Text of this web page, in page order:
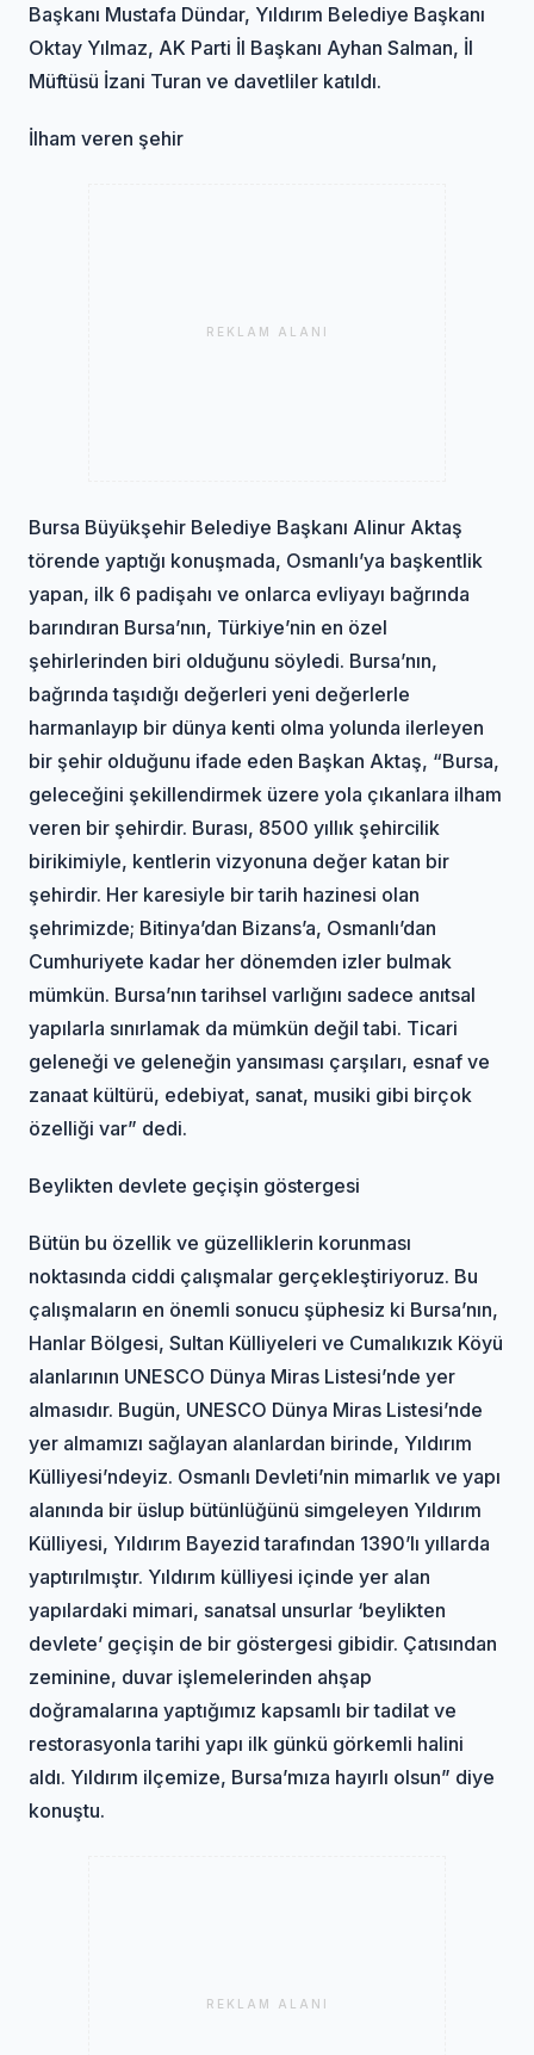
Başkanı Mustafa Dündar, Yıldırım Belediye Başkanı
Oktay Yılmaz, AK Parti İl Başkanı Ayhan Salman, İl
Müftüsü İzani Turan ve davetliler katıldı.
İlham veren şehir
REKLAM ALANI
Bursa Büyükşehir Belediye Başkanı Alinur Aktaş
törende yaptığı konuşmada, Osmanlı’ya başkentlik
yapan, ilk 6 padişahı ve onlarca evliyayı bağrında
barındıran Bursa’nın, Türkiye’nin en özel
şehirlerinden biri olduğunu söyledi. Bursa’nın,
bağrında taşıdığı değerleri yeni değerlerle
harmanlayıp bir dünya kenti olma yolunda ilerleyen
bir şehir olduğunu ifade eden Başkan Aktaş, “Bursa,
geleceğini şekillendirmek üzere yola çıkanlara ilham
veren bir şehirdir. Burası, 8500 yıllık şehircilik
birikimiyle, kentlerin vizyonuna değer katan bir
şehirdir. Her karesiyle bir tarih hazinesi olan
şehrimizde; Bitinya’dan Bizans’a, Osmanlı’dan
Cumhuriyete kadar her dönemden izler bulmak
mümkün. Bursa’nın tarihsel varlığını sadece anıtsal
yapılarla sınırlamak da mümkün değil tabi. Ticari
geleneği ve geleneğin yansıması çarşıları, esnaf ve
zanaat kültürü, edebiyat, sanat, musiki gibi birçok
özelliği var” dedi.
Beylikten devlete geçişin göstergesi
Bütün bu özellik ve güzelliklerin korunması
noktasında ciddi çalışmalar gerçekleştiriyoruz. Bu
çalışmaların en önemli sonucu şüphesiz ki Bursa’nın,
Hanlar Bölgesi, Sultan Külliyeleri ve Cumalıkızık Köyü
alanlarının UNESCO Dünya Miras Listesi’nde yer
almasıdır. Bugün, UNESCO Dünya Miras Listesi’nde
yer almamızı sağlayan alanlardan birinde, Yıldırım
Külliyesi’ndeyiz. Osmanlı Devleti’nin mimarlık ve yapı
alanında bir üslup bütünlüğünü simgeleyen Yıldırım
Külliyesi, Yıldırım Bayezid tarafından 1390’lı yıllarda
yaptırılmıştır. Yıldırım külliyesi içinde yer alan
yapılardaki mimari, sanatsal unsurlar ‘beylikten
devlete’ geçişin de bir göstergesi gibidir. Çatısından
zeminine, duvar işlemelerinden ahşap
doğramalarına yaptığımız kapsamlı bir tadilat ve
restorasyonla tarihi yapı ilk günkü görkemli halini
aldı. Yıldırım ilçemize, Bursa’mıza hayırlı olsun” diye
konuştu.
REKLAM ALANI